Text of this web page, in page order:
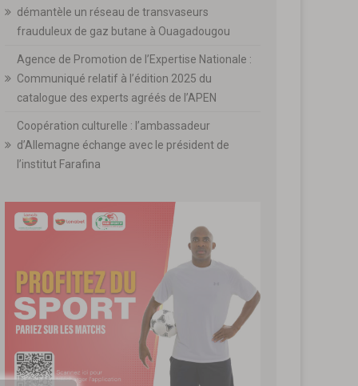
démantèle un réseau de transvaseurs
frauduleux de gaz butane à Ouagadougou
Agence de Promotion de l’Expertise Nationale :
Communiqué relatif à l’édition 2025 du
catalogue des experts agréés de l’APEN
Coopération culturelle : l’ambassadeur
d’Allemagne échange avec le président de
l’institut Farafina